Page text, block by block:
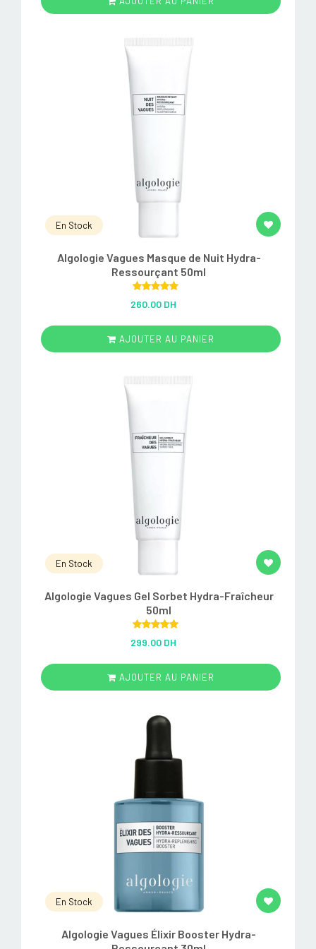
En Stock
Algologie Vagues Masque de Nuit Hydra-
Ressourçant 50ml
out of 5
260.00 DH
AJOUTER AU PANIER
En Stock
Algologie Vagues Gel Sorbet Hydra-Fraîcheur
50ml
out of 5
299.00 DH
AJOUTER AU PANIER
En Stock
Algologie Vagues Élixir Booster Hydra-